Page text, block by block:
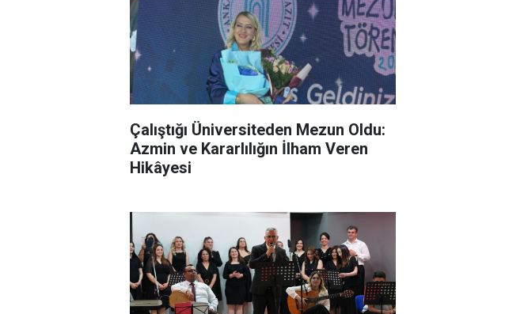
Çalıştığı Üniversiteden Mezun Oldu:
Azmin ve Kararlılığın İlham Veren
Hikâyesi